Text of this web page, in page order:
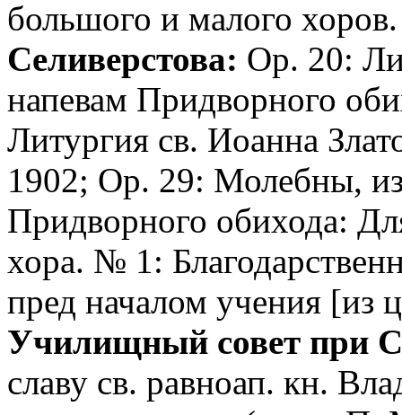
большого и малого
Селиверстова: Op. 20:
напевам Придворного
Литургия св. Иоанна
1902; Op. 29: Молебны,
Придворного обихода:
хора. № 1:
пред началом учения [из
Училищный совет при
славу св. равноап. кн.